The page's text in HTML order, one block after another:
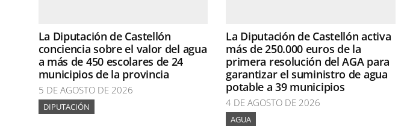
La Diputación de Castellón
conciencia sobre el valor del agua
a más de 450 escolares de 24
municipios de la provincia
5 DE AGOSTO DE 2026
DIPUTACIÓN
La Diputación de Castellón activa
más de 250.000 euros de la
primera resolución del AGA para
garantizar el suministro de agua
potable a 39 municipios
4 DE AGOSTO DE 2026
AGUA